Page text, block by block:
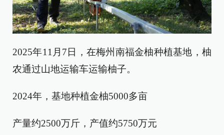
2025年11月7日，在梅州南福金柚种植基地，柚
农通过山地运输车运输柚子。
2024年，基地种植金柚5000多亩
产量约2500万斤，产值约5750万元